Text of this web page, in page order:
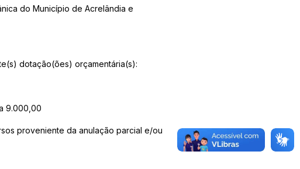
do Município de Acrelândia e
dotação(ões) orçamentária(s):
9.000,00
proveniente da anulação parcial e/ou